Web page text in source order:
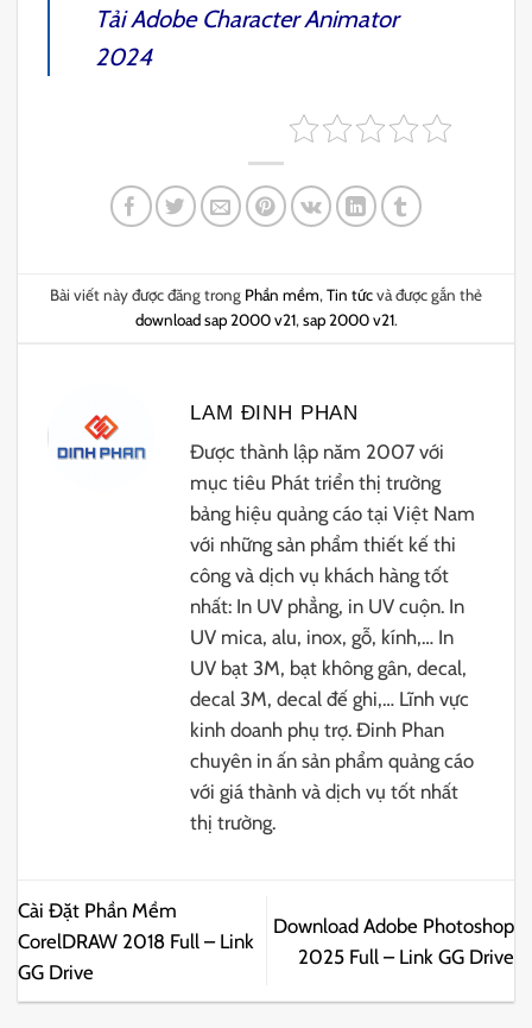
TảiAdobe Character Animator
2024
Bài viết này được đăng trong Phần mềm, Tin tứcvà được gắn thẻ
download sap 2000 v21, sap 2000 v21.
LAM ĐINH PHAN
Được thành lập năm 2007 với
mục tiêu Phát triển thị trường
bảng hiệu quảng cáo tại Việt Nam
với những sản phẩm thiết kế thi
công và dịch vụ khách hàng tốt
nhất: In UV phẳng, in UV cuộn. In
UV mica, alu, inox, gỗ, kính,… In
UV bạt 3M, bạt không gân, decal,
decal 3M, decal đế ghi,… Lĩnh vực
kinh doanh phụ trợ. Đinh Phan
chuyên in ấn sản phẩm quảng cáo
với giá thành và dịch vụ tốt nhất
thị trường.
Cài Đặt Phần Mềm
CorelDRAW 2018 Full – Link
GG Drive
Download Adobe Photoshop
2025 Full – Link GG Drive